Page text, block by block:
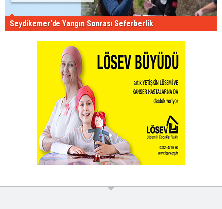
Seydikemer'de Yangın Sonrası Seferberlik